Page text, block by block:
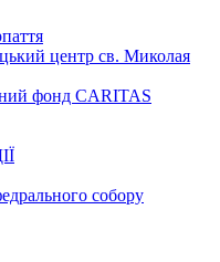
центр св. Миколая
фонд CARITAS
собору